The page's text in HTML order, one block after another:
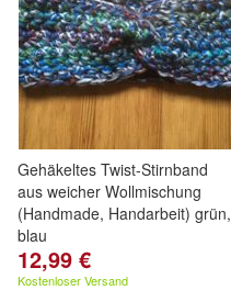
Gehäkeltes Twist-Stirnband
aus weicher Wollmischung
(Handmade, Handarbeit) grün,
blau
12,99 €
Kostenloser Versand